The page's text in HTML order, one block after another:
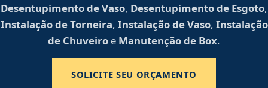
Desentupimento de Vaso, Desentupimento de Esgoto,
Instalação de Torneira, Instalação de Vaso, Instalação
de Chuveiro e Manutenção de Box.
SOLICITE SEU ORÇAMENTO